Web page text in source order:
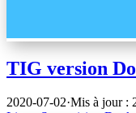
TIG version
2020-07-02·Mis à jour :